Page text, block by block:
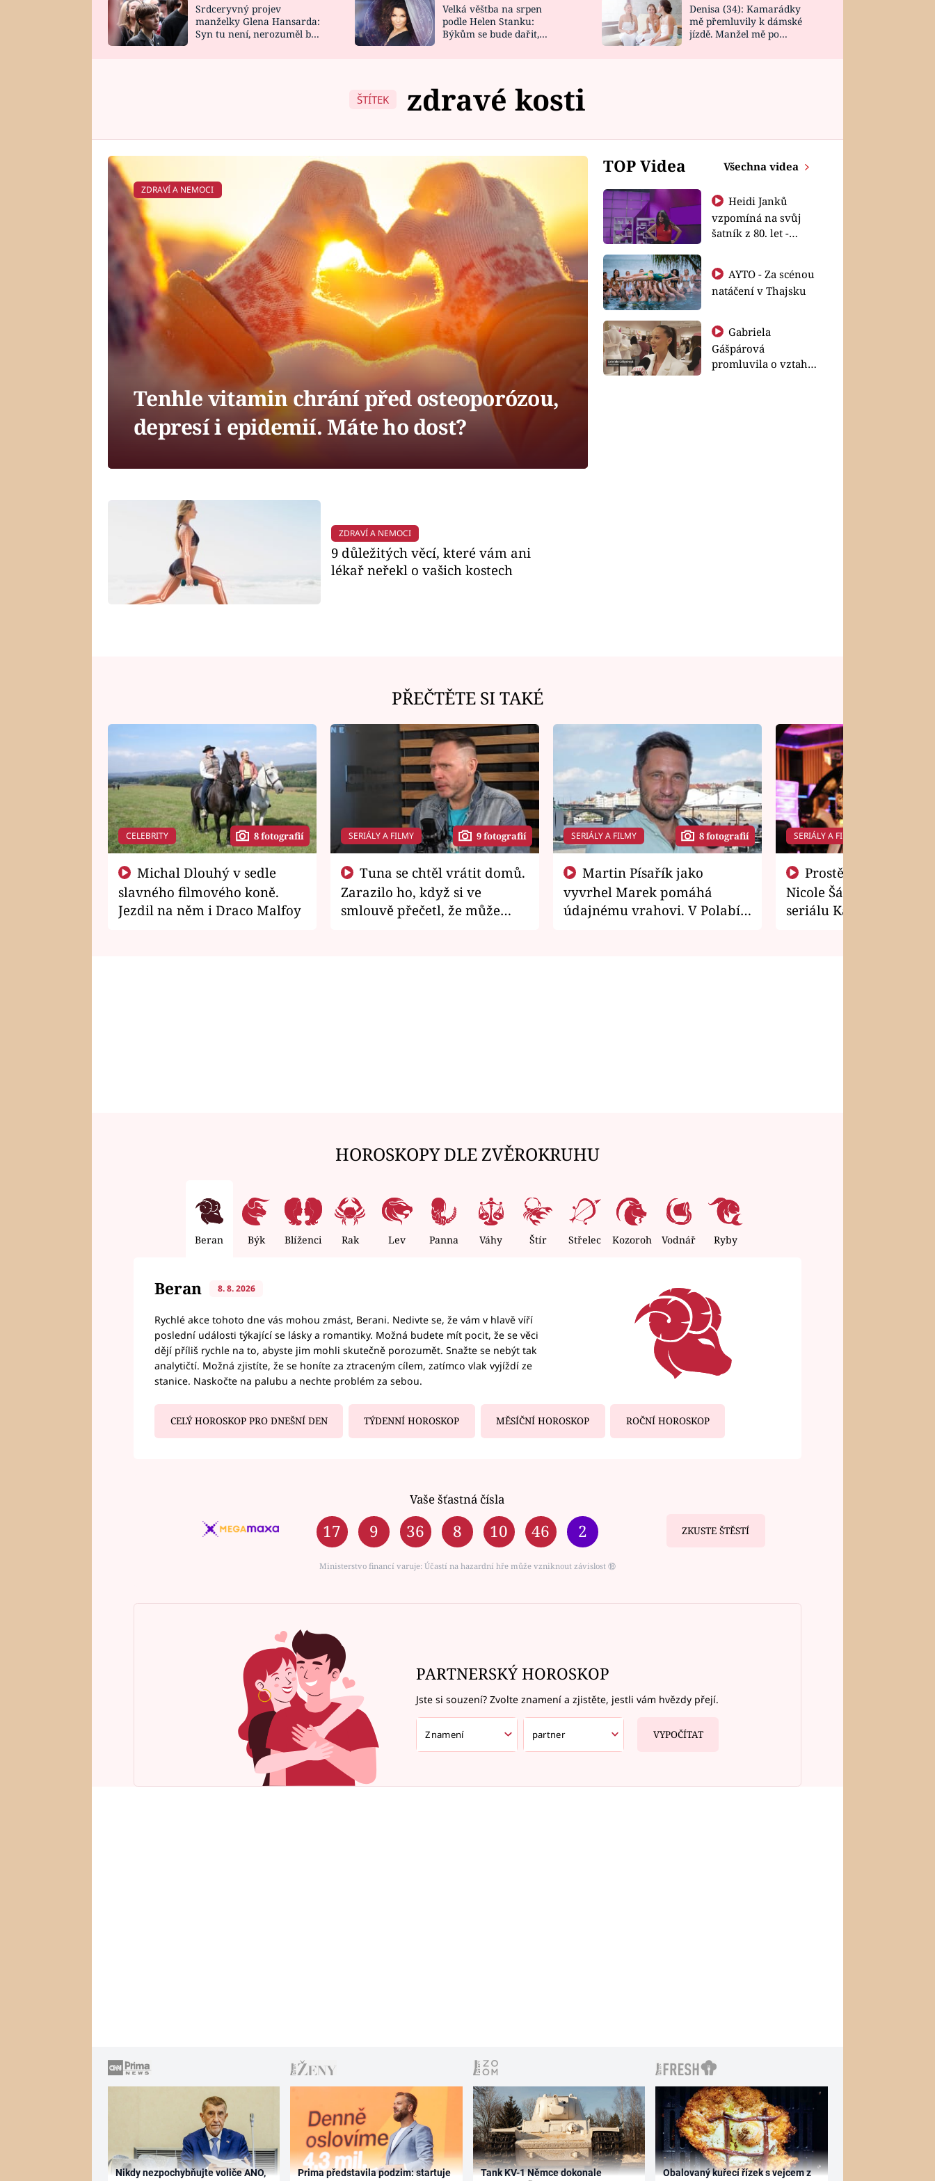
HOROSKOP NA
CELEBRITY
VAŘENÍ
NOVINKY
VIDEORECEPTY
DESIGN
Srdceryvný projev
manželky Glena Hansarda:
Syn tu není, nerozuměl by
Velká věštba na srpen
podle Helen Stanku:
Býkům se bude dařit,
Denisa (34): Kamarádky
mě přemluvily k dámské
jízdě. Manžel mě po
ŠTÍTEK zdravé kosti
TOP Videa Všechna videa
Heidi Janků
vzpomíná na svůj
šatník z 80. let -
natáčení v Thajsku
Gabriela
Gášpárová
promluvila o vztahu
ZDRAVÍ A NEMOCI
Tenhle vitamin chrání před osteoporózou,
depresí i epidemií. Máte ho dost?
ZDRAVÍ A NEMOCI
9 důležitých věcí, které vám ani
lékař neřekl o vašich kostech
PŘEČTĚTE SI TAKÉ
CELEBRITY 8 fotografií
slavného filmového koně.
Jezdil na něm i Draco Malfoy
SERIÁLY A FILMY 9 fotografií
Zarazilo ho, když si ve
smlouvě přečetl, že může
SERIÁLY A FILMY 8 fotografií
vyvrhel Marek pomáhá
údajnému vrahovi. V Polabí
SERIÁLY A FILMY
Nicole Šáchová získala
seriálu Kamarádi
HOROSKOPY DLE ZVĚROKRUHU
Beran Býk Blíženci Rak Lev Panna Váhy Štír Střelec Kozoroh Vodnář Ryby
Beran 8. 8. 2026
Rychlé akce tohoto dne vás mohou zmást, Berani. Nedivte se, že vám v hlavě víří
poslední události týkající se lásky a romantiky. Možná budete mít pocit, že se věci
dějí příliš rychle na to, abyste jim mohli skutečně porozumět. Snažte se nebýt tak
analytičtí. Možná zjistíte, že se honíte za ztraceným cílem, zatímco vlak vyjíždí ze
stanice. Naskočte na palubu a nechte problém za sebou.
CELÝ HOROSKOP PRO DNEŠNÍ DEN TÝDENNÍ HOROSKOP MĚSÍČNÍ HOROSKOP ROČNÍ HOROSKOP
Vaše šťastná čísla
17 9 36 8 10 46 2 ZKUSTE ŠTĚSTÍ
Ministerstvo financí varuje: Účastí na hazardní hře může vzniknout závislost ⑱
PARTNERSKÝ HOROSKOP
Jste si souzení? Zvolte znamení a zjistěte, jestli vám hvězdy přejí.
VYPOČÍTAT
Nikdy nezpochybňujte voliče ANO, Prima představila podzim: startuje Tank KV-1 Němce dokonale Obalovaný kuřecí řízek s vejcem z